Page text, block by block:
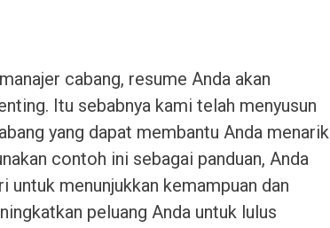
cabang, resume Anda akan
Itu sebabnya kami telah menyusun
yang dapat membantu Anda menarik
contoh ini sebagai panduan, Anda
untuk menunjukkan kemampuan dan
peluang Anda untuk lulus